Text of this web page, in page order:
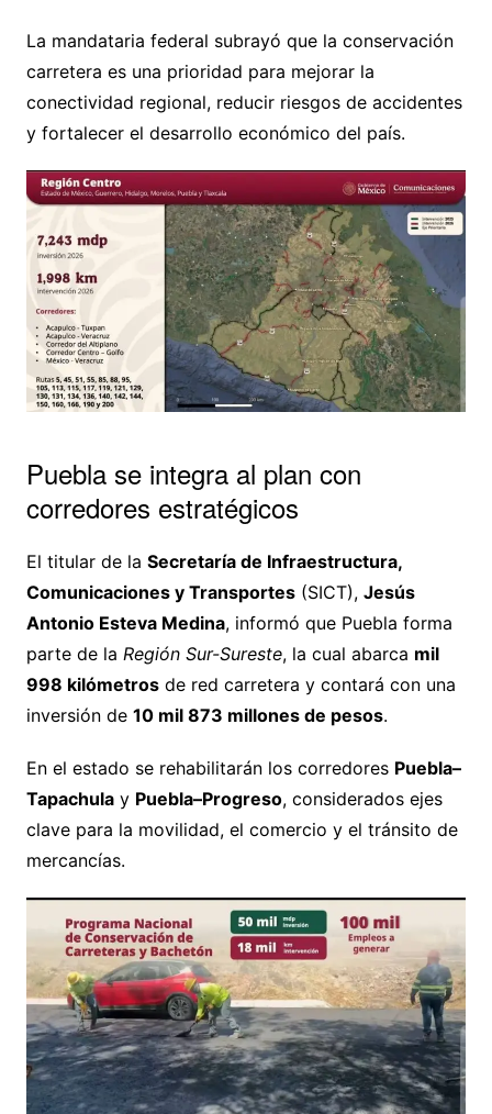
La mandataria federal subrayó que la conservación
carretera es una prioridad para mejorar la
conectividad regional, reducir riesgos de accidentes
y fortalecer el desarrollo económico del país.
Puebla se integra al plan con
corredores estratégicos
El titular de la Secretaría de Infraestructura,
Comunicaciones y Transportes(SICT), Jesús
Antonio Esteva Medina, informó que Puebla forma
parte de la Región Sur-Sureste, la cual abarca mil
998 kilómetrosde red carretera y contará con una
inversión de 10 mil 873 millones de pesos.
En el estado se rehabilitarán los corredores Puebla–
Tapachulay Puebla–Progreso, considerados ejes
clave para la movilidad, el comercio y el tránsito de
mercancías.